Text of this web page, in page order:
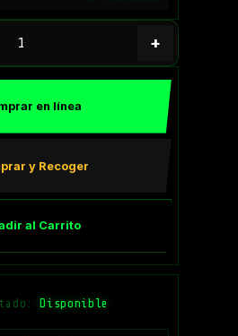
+
en línea
y Recoger
al Carrito
Disponible